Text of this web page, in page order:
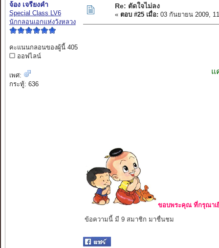
จ้อง เจรียงคำ
Special Class LV6
นักกลอนเอกแห่งวังหลวง
คะแนนกลอนของผู้นี้ 405
ออฟไลน์
เพศ:
กระทู้: 636
Re: ตัดใจไม่ลง
« ตอบ #25 เมื่อ: 03 กันยายน 2009,
แ
ขอบพระคุณ ที่กรุณาเ
ข้อความนี้ มี 9 สมาชิก มาชื่นชม